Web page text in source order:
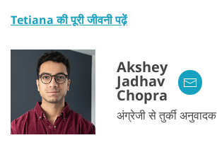
Tetiana की पूरी जीवनी पढ़ें
Akshey
Jadhav
Chopra
अंग्रेजी से तुर्की अनुवादक